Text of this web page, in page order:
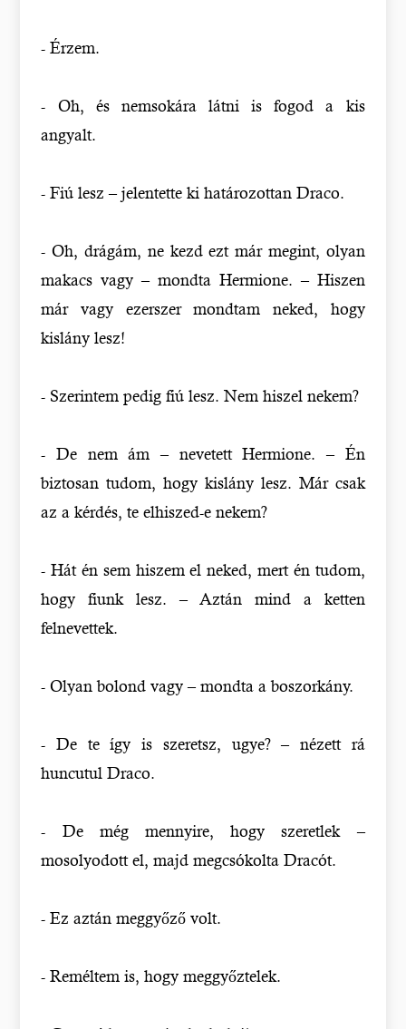
- Érzem.
- Oh, és nemsokára látni is fogod a kis
angyalt.
- Fiú lesz – jelentette ki határozottan Draco.
- Oh, drágám, ne kezd ezt már megint, olyan
makacs vagy – mondta Hermione. – Hiszen
már vagy ezerszer mondtam neked, hogy
kislány lesz!
- Szerintem pedig fiú lesz. Nem hiszel nekem?
- De nem ám – nevetett Hermione. – Én
biztosan tudom, hogy kislány lesz. Már csak
az a kérdés, te elhiszed-e nekem?
- Hát én sem hiszem el neked, mert én tudom,
hogy fiunk lesz. – Aztán mind a ketten
felnevettek.
- Olyan bolond vagy – mondta a boszorkány.
- De te így is szeretsz, ugye? – nézett rá
huncutul Draco.
- De még mennyire, hogy szeretlek –
mosolyodott el, majd megcsókolta Dracót.
- Ez aztán meggyőző volt.
- Reméltem is, hogy meggyőztelek.